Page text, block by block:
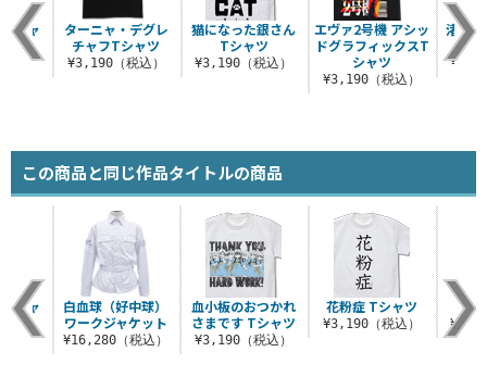
猫になった銀さん
Tシャツ
¥3,190（税込）
エヴァ2号機 アシッ
ドグラフィックスT
シャツ
¥3,190（税込）
渚カ
ッ
Tシャ
込）
ターニャ・デグレ
チャフTシャツ
¥3,190（税込）
この商品と同じ作品タイトルの商品
血小板のおつかれ
さまです Tシャツ
¥3,190（税込）
花粉症 Tシャツ
¥3,190（税込）
細
Tシャ
込）
白血球（好中球）
ワークジャケット
¥16,280（税込）